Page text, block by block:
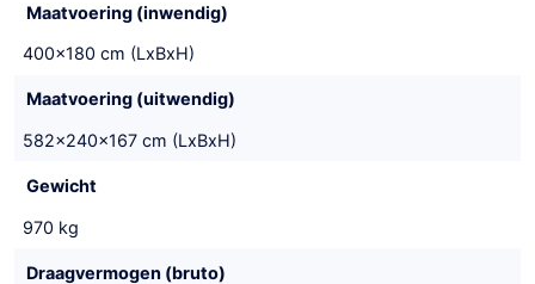
Maatvoering (inwendig)
400x180 cm (LxBxH)
Maatvoering (uitwendig)
582x240x167 cm (LxBxH)
Gewicht
970 kg
Draagvermogen (bruto)